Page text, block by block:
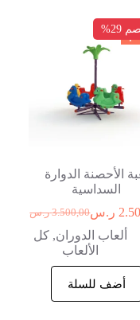
29%
الأحصنة الدوارة
السداسية
3.500,00 ر.س
ر.س
ألعاب الدوران, كل
الألعاب
أضف للسلة